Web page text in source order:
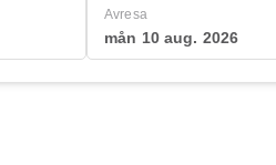
Avresa
mån 10 aug. 2026